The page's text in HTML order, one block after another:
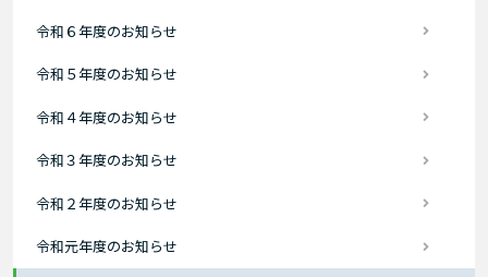
令和６年度のお知らせ
令和５年度のお知らせ
令和４年度のお知らせ
令和３年度のお知らせ
令和２年度のお知らせ
令和元年度のお知らせ